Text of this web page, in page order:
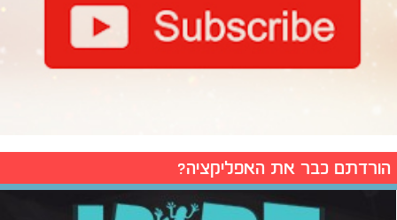
הורדתם כבר את האפליקציה?